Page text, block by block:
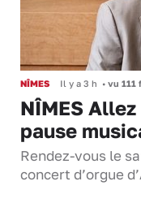
NÎMES Il y a 3 h • vu 111
NÎMES
pause
Rendez-vous le
concert d’orgue